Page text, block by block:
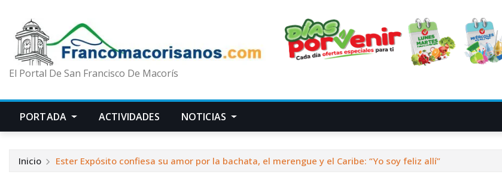
El Portal De San Francisco De Macorís
PORTADA ACTIVIDADES NOTICIAS
Inicio Ester Expósito confiesa su amor por la bachata, el merengue y el Caribe: “Yo soy feliz allí”